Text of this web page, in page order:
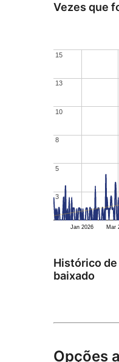
Vezes que
Jan 2026 Mar
3
3
5
5
8
8
10
10
13
13
15
15
Histórico
baixado
Opções